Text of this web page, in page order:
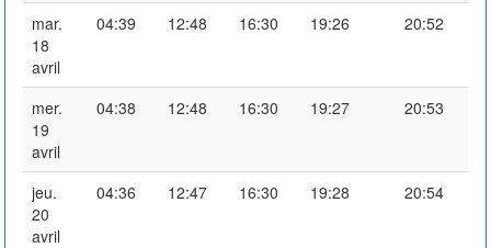
mar.
18
avril
04:39 12:48 16:30 19:26 20:52
mer.
19
avril
04:38 12:48 16:30 19:27 20:53
jeu.
20
avril
04:36 12:47 16:30 19:28 20:54